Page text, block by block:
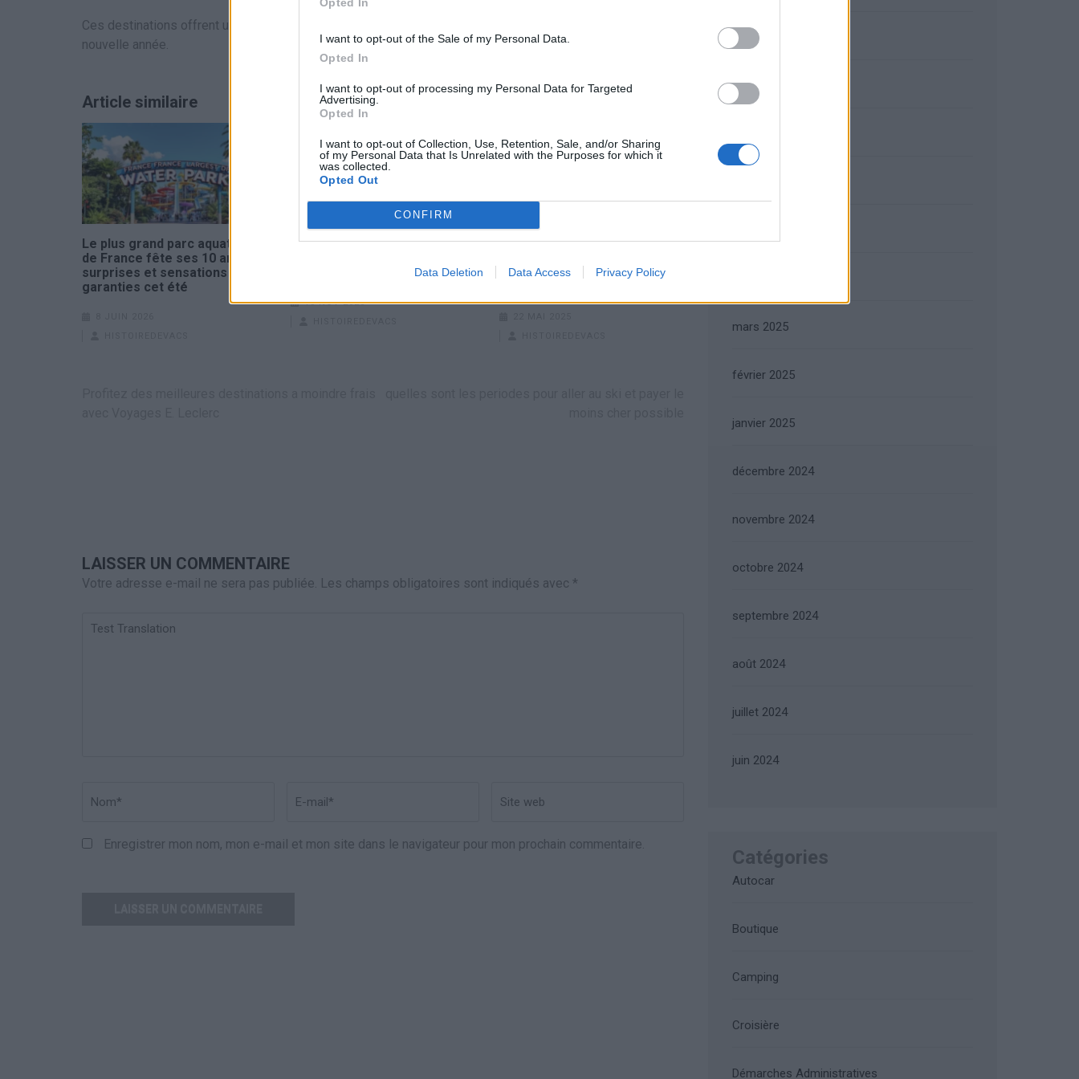
I want to opt-out of the Sale of my Personal Data.
Opted In
I want to opt-out of processing my Personal Data for Targeted
Advertising.
Opted In
I want to opt-out of Collection, Use, Retention, Sale, and/or Sharing
of my Personal Data that Is Unrelated with the Purposes for which it
was collected.
Opted Out
CONFIRM
Data Deletion Data Access Privacy Policy
Ces destinations offrent une belle opportunité de se ressourcer sans trop dépenser, avant d’entamer la
nouvelle année.
Article similaire
Le plus grand parc aquatique
de France fête ses 10 ans,
surprises et sensations
garanties cet été
Last Minute : Nos Astuces
Immanquable et Économiser
13 NOV 2025
Votre plage est-elle labellisée
Découvrez le classement
LAISSER UN COMMENTAIRE
Votre adresse e-mail ne sera pas publiée. Les champs obligatoires sont indiqués avec *
Test
web
Enregistrer mon nom, mon e-mail et mon site dans le navigateur pour mon prochain commentaire.
septembre 2025
août 2025
mars 2025
février 2025
janvier 2025
décembre 2024
novembre 2024
octobre 2024
septembre 2024
août 2024
juillet 2024
juin 2024
Catégories
Autocar
Boutique
Camping
Croisière
Démarches Administratives